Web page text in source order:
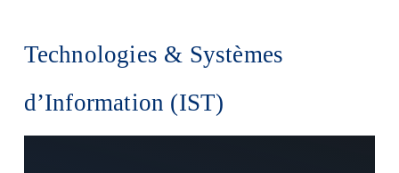
Technologies & Systèmes
d’Information (IST)